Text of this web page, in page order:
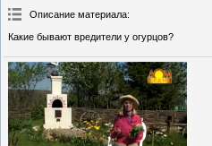
Описание материала:
Какие бывают вредители у огурцов?